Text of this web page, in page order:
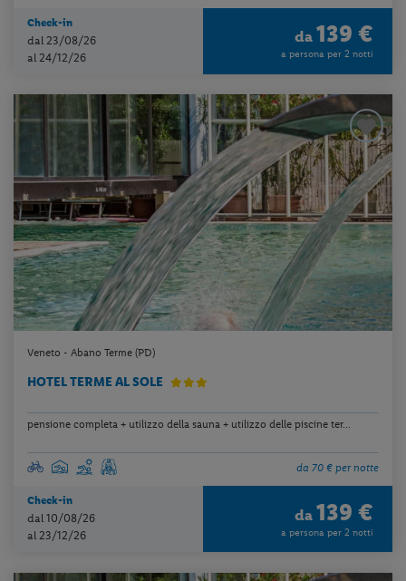
Check-in
dal 23/08/26
al 24/12/26
da 139 €
a persona per 2 notti
Veneto - Abano Terme (PD)
HOTEL TERME AL SOLE
pensione completa + utilizzo della sauna + utilizzo delle piscine ter...
da 70 € per notte
Check-in
dal 10/08/26
al 23/12/26
da 139 €
a persona per 2 notti